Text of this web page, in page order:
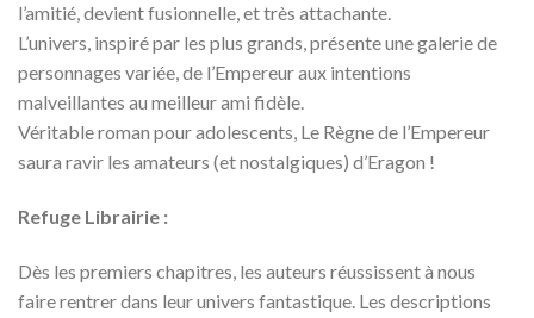
l’amitié, devient fusionnelle, et très attachante.
L’univers, inspiré par les plus grands, présente une galerie de
personnages variée, de l’Empereur aux intentions
malveillantes au meilleur ami fidèle.
Véritable roman pour adolescents, Le Règne de l’Empereur
saura ravir les amateurs (et nostalgiques) d’Eragon !
Refuge Librairie :
Dès les premiers chapitres, les auteurs réussissent à nous
faire rentrer dans leur univers fantastique. Les descriptions